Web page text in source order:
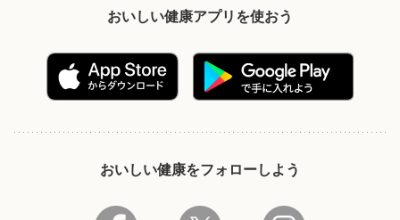
おいしい健康アプリを使おう
おいしい健康をフォローしよう